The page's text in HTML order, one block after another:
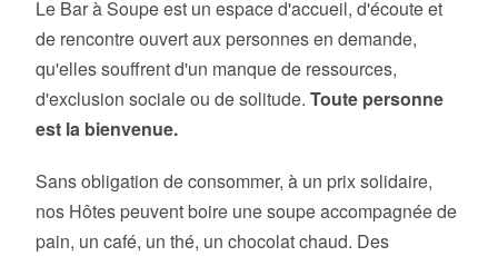
Le Bar à Soupe est un espace d'accueil, d'écoute et
de rencontre ouvert aux personnes en demande,
qu'elles souffrent d'un manque de ressources,
d'exclusion sociale ou de solitude. Toute personne
est la bienvenue.
Sans obligation de consommer, à un prix solidaire,
nos Hôtes peuvent boire une soupe accompagnée de
pain, un café, un thé, un chocolat chaud. Des